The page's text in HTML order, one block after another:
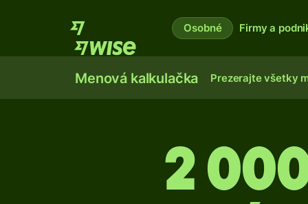
Osobné Firmy a
Menová kalkulačka Prezerajte všetky
2